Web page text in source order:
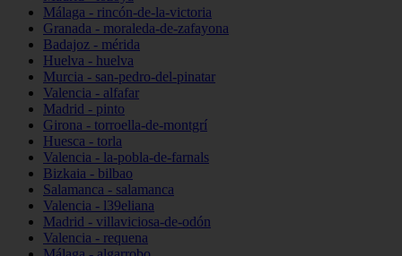
Málaga - rincón-de-la-victoria
Granada - moraleda-de-zafayona
Badajoz - mérida
Huelva - huelva
Murcia - san-pedro-del-pinatar
Valencia - alfafar
Madrid - pinto
Girona - torroella-de-montgrí
Huesca - torla
Valencia - la-pobla-de-farnals
Bizkaia - bilbao
Salamanca - salamanca
Valencia - l39eliana
Madrid - villaviciosa-de-odón
Valencia - requena